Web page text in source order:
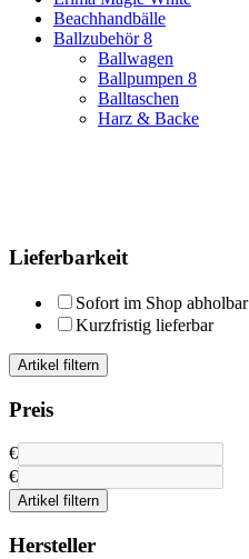
Beachhandbälle
Ballzubehör 8
Ballwagen
Ballpumpen 8
Balltaschen
Harz & Backe
Lieferbarkeit
Sofort im Shop abholbar
Kurzfristig lieferbar
Artikel filtern
Preis
€
€
Artikel filtern
Hersteller